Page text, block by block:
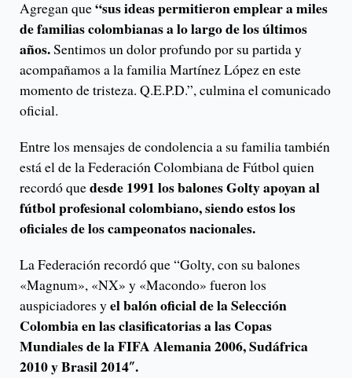
Agregan que“sus ideas permitieron emplear a miles
de familias colombianas a lo largo de los últimos
años.Sentimos un dolor profundo por su partida y
acompañamos a la familia Martínez López en este
momento de tristeza. Q.E.P.D.”, culmina el comunicado
oficial.
Entre los mensajes de condolencia a su familia también
está el de la Federación Colombiana de Fútbol quien
recordó quedesde 1991 los balones Golty apoyan al
fútbol profesional colombiano, siendo estos los
oficiales de los campeonatos nacionales.
La Federación recordó que “Golty, con su balones
«Magnum», «NX» y «Macondo» fueron los
auspiciadores yel balón oficial de la Selección
Colombia en las clasificatorias a las Copas
Mundiales de la FIFA Alemania 2006, Sudáfrica
2010 y Brasil 2014″.